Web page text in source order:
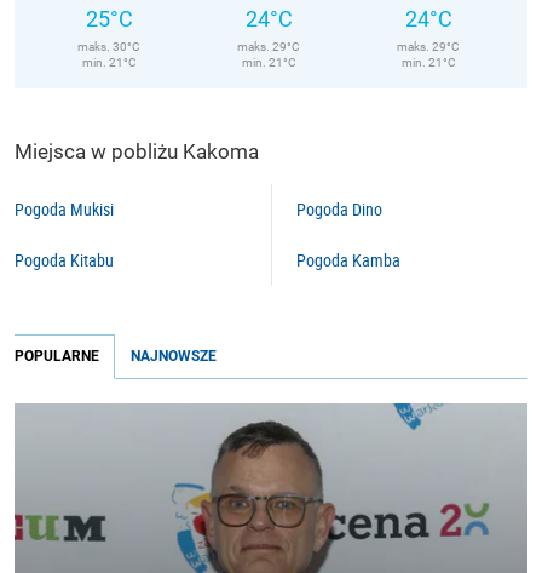
25°C
maks. 30°C
min. 21°C
24°C
maks. 29°C
min. 21°C
24°C
maks. 29°C
min. 21°C
Miejsca w pobliżu Kakoma
Pogoda Mukisi
Pogoda Kitabu
Pogoda Dino
Pogoda Kamba
POPULARNE NAJNOWSZE